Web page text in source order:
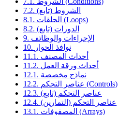
7.2. الشروط (تابع)
8.1. الحلقات (Loops)
8.2. الدورات (تابع)
9. الإجراءات والوظائف
10. نوافذ الحوار
11.1. أحداث المصنف
11.2. أحداث ورقة العمل
12.1. نماذج مخصصة
12.2. عناصر التحكم (Controls)
12.3. عناصر التحكم (تابع)
12.4. عناصر التحكم (التمارين)
13.1. المصفوفات (Arrays)